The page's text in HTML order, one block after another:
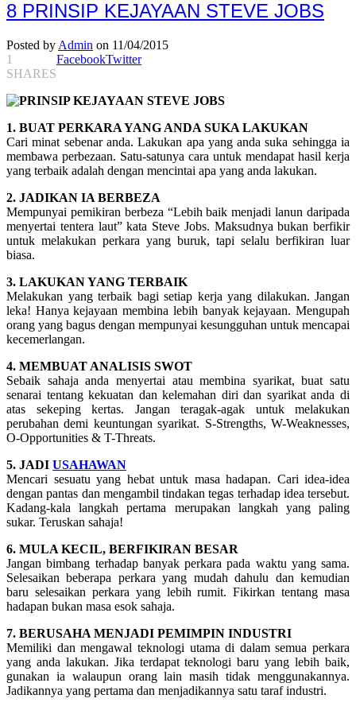
8 PRINSIP KEJAYAAN STEVE JOBS
Posted by Admin on 11/04/2015
1
SHARES
FacebookTwitter
1. BUAT PERKARA YANG ANDA SUKA LAKUKAN
Cari minat sebenar anda. Lakukan apa yang anda suka sehingga ia
membawa perbezaan. Satu-satunya cara untuk mendapat hasil kerja
yang terbaik adalah dengan mencintai apa yang anda lakukan.
2. JADIKAN IA BERBEZA
Mempunyai pemikiran berbeza “Lebih baik menjadi lanun daripada
menyertai tentera laut” kata Steve Jobs. Maksudnya bukan berfikir
untuk melakukan perkara yang buruk, tapi selalu berfikiran luar
biasa.
3. LAKUKAN YANG TERBAIK
Melakukan yang terbaik bagi setiap kerja yang dilakukan. Jangan
leka! Hanya kejayaan membina lebih banyak kejayaan. Mengupah
orang yang bagus dengan mempunyai kesungguhan untuk mencapai
kecemerlangan.
4. MEMBUAT ANALISIS SWOT
Sebaik sahaja anda menyertai atau membina syarikat, buat satu
senarai tentang kekuatan dan kelemahan diri dan syarikat anda di
atas sekeping kertas. Jangan teragak-agak untuk melakukan
perubahan demi keuntungan syarikat. S-Strengths, W-Weaknesses,
O-Opportunities & T-Threats.
5. JADI USAHAWAN
Mencari sesuatu yang hebat untuk masa hadapan. Cari idea-idea
dengan pantas dan mengambil tindakan tegas terhadap idea tersebut.
Kadang-kala langkah pertama merupakan langkah yang paling
sukar. Teruskan sahaja!
6. MULA KECIL, BERFIKIRAN BESAR
Jangan bimbang terhadap banyak perkara pada waktu yang sama.
Selesaikan beberapa perkara yang mudah dahulu dan kemudian
baru selesaikan perkara yang lebih rumit. Fikirkan tentang masa
hadapan bukan masa esok sahaja.
7. BERUSAHA MENJADI PEMIMPIN INDUSTRI
Memiliki dan mengawal teknologi utama di dalam semua perkara
yang anda lakukan. Jika terdapat teknologi baru yang lebih baik,
gunakan ia walaupun orang lain masih tidak menggunakannya.
Jadikannya yang pertama dan menjadikannya satu taraf industri.